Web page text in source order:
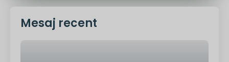
Mesaj recent